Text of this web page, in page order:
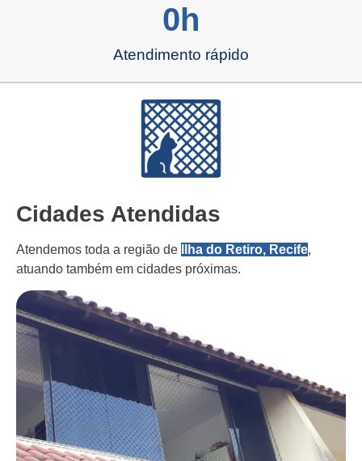
Atendimento rápido
0h
Cidades Atendidas
Atendemos toda a região de Ilha do Retiro, Recife,
atuando também em cidades próximas.